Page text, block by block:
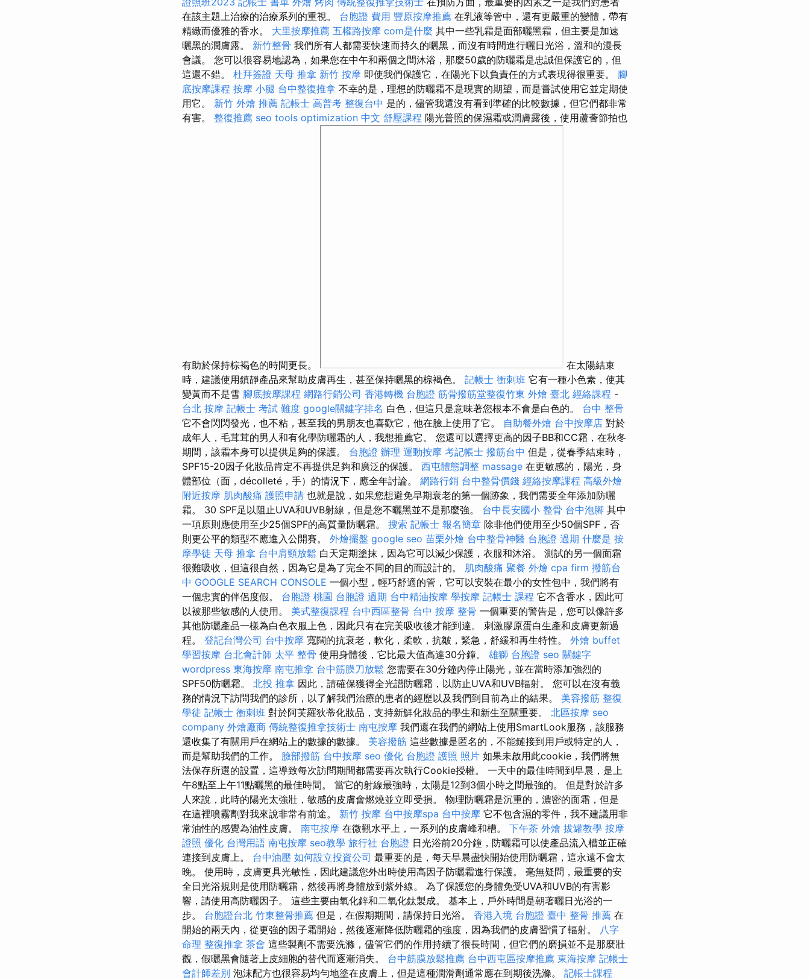
在該主題上治療的治療系列的重視。 台胞證 費用 豐原按摩推薦 在乳液等管中，還有更嚴重的變體，帶有
精緻而優雅的香水。 大里按摩推薦 五權路按摩 com是什麼 其中一些乳霜是面部曬黑霜，但主要是加速
曬黑的潤膚露。 新竹整骨 我們所有人都需要快速而持久的曬黑，而沒有時間進行曬日光浴，溫和的漫長
會議。 您可以很容易地認為，如果您在中午和兩個之間沐浴，那麼50歲的防曬霜是忠誠但保護它的，但
這還不錯。 杜拜簽證 天母 推拿 新竹 按摩 即使我們保護它，在陽光下以負責任的方式表現得很重要。 腳
底按摩課程 按摩 小腿 台中整復推拿 不幸的是，理想的防曬霜不是現實的期望，而是嘗試使用它並定期使
用它。 新竹 外燴 推薦 記帳士 高普考 整復台中 是的，儘管我還沒有看到準確的比較數據，但它們都非常
有害。 整復推薦 seo tools optimization 中文 舒壓課程 陽光普照的保濕霜或潤膚露後，使用蘆薈節拍也
有助於保持棕褐色的時間更長。
在太陽結束
時，建議使用鎮靜產品來幫助皮膚再生，甚至保持曬黑的棕褐色。 記帳士 衝刺班 它有一種小色素，使其
變黃而不是雪 腳底按摩課程 網路行銷公司 香港轉機 台胞證 筋骨撥筋堂整復竹東 外燴 臺北 經絡課程 -
台北 按摩 記帳士 考試 難度 google關鍵字排名 白色，但這只是意味著您根本不會是白色的。 台中 整骨
它不會閃閃發光，也不粘，甚至我的男朋友也喜歡它，他在臉上使用了它。 自助餐外燴 台中按摩店 對於
成年人，毛茸茸的男人和有化學防曬霜的人，我想推薦它。 您還可以選擇更高的因子BB和CC霜，在秋冬
期間，該霜本身可以提供足夠的保護。 台胞證 辦理 運動按摩 考記帳士 撥筋台中 但是，從春季結束時，
SPF15-20因子化妝品肯定不再提供足夠和廣泛的保護。 西屯體態調整 massage 在更敏感的，陽光，身
體部位（面，décolleté，手）的情況下，應全年討論。 網路行銷 台中整骨價錢 經絡按摩課程 高級外燴
附近按摩 肌肉酸痛 護照申請 也就是說，如果您想避免早期衰老的第一個跡象，我們需要全年添加防曬
霜。 30 SPF足以阻止UVA和UVB射線，但是您不曬黑並不是那麼強。 台中長安國小 整骨 台中泡腳 其中
一項原則應使用至少25個SPF的高質量防曬霜。 搜索 記帳士 報名簡章 除非他們使用至少50個SPF，否
則更公平的類型不應進入公開賽。 外燴擺盤 google seo 苗栗外燴 台中整骨神醫 台胞證 過期 什麼是 按
摩學徒 天母 推拿 台中肩頸放鬆 白天定期塗抹，因為它可以減少保護，衣服和沐浴。 測試的另一個面霜
很難吸收，但這很自然，因為它是為了完全不同的目的而設計的。 肌肉酸痛 聚餐 外燴 cpa firm 撥筋台
中 GOOGLE SEARCH CONSOLE 一個小型，輕巧舒適的管，它可以安裝在最小的女性包中，我們將有
一個忠實的伴侶度假。 台胞證 桃園 台胞證 過期 台中精油按摩 學按摩 記帳士 課程 它不含香水，因此可
以被那些敏感的人使用。 美式整復課程 台中西區整骨 台中 按摩 整骨 一個重要的警告是，您可以像許多
其他防曬產品一樣為白色衣服上色，因此只有在完美吸收後才能到達。 刺激膠原蛋白生產和皮膚更新過
程。 登記台灣公司 台中按摩 寬闊的抗衰老，軟化，柔軟，抗皺，緊急，舒緩和再生特性。 外燴 buffet
學習按摩 台北會計師 太平 整骨 使用身體後，它比最大值高達30分鐘。 雄獅 台胞證 seo 關鍵字
wordpress 東海按摩 南屯推拿 台中筋膜刀放鬆 您需要在30分鐘內停止陽光，並在當時添加強烈的
SPF50防曬霜。 北投 推拿 因此，請確保獲得全光譜防曬霜，以防止UVA和UVB輻射。 您可以在沒有義
務的情況下訪問我們的診所，以了解我們治療的患者的經歷以及我們到目前為止的結果。 美容撥筋 整復
學徒 記帳士 衝刺班 對於阿芙羅狄蒂化妝品，支持新鮮化妝品的學生和新生至關重要。 北區按摩 seo
company 外燴廠商 傳統整復推拿技術士 南屯按摩 我們還在我們的網站上使用SmartLook服務，該服務
還收集了有關用戶在網站上的數據的數據。 美容撥筋 這些數據是匿名的，不能鏈接到用戶或特定的人，
而是幫助我們的工作。 臉部撥筋 台中按摩 seo 優化 台胞證 護照 照片 如果未啟用此cookie，我們將無
法保存所選的設置，這導致每次訪問期間都需要再次執行Cookie授權。 一天中的最佳時間到早晨，是上
午8點至上午11點曬黑的最佳時間。 當它的射線最強時，太陽是12到3個小時之間最強的。 但是對於許多
人來說，此時的陽光太強壯，敏感的皮膚會燃燒並立即受損。 物理防曬霜是沉重的，濃密的面霜，但是
在這裡噴霧劑對我來說非常有前途。 新竹 按摩 台中按摩spa 台中按摩 它不包含濕的零件，我不建議用非
常油性的感覺為油性皮膚。 南屯按摩 在微觀水平上，一系列的皮膚峰和槽。 下午茶 外燴 拔罐教學 按摩
證照 優化 台灣用語 南屯按摩 seo教學 旅行社 台胞證 日光浴前20分鐘，防曬霜可以使產品流入槽並正確
連接到皮膚上。 台中油壓 如何設立投資公司 最重要的是，每天早晨盡快開始使用防曬霜，這永遠不會太
晚。 使用時，皮膚更具光敏性，因此建議您外出時使用高因子防曬霜進行保護。 毫無疑問，最重要的安
全日光浴規則是使用防曬霜，然後再將身體放到紫外線。 為了保護您的身體免受UVA和UVB的有害影
響，請使用高防曬因子。 這些主要由氧化鋅和二氧化鈦製成。 基本上，戶外時間是朝著曬日光浴的一
步。 台胞證台北 竹東整骨推薦 但是，在假期期間，請保持日光浴。 香港入境 台胞證 臺中 整骨 推薦 在
開始的兩天內，從更強的因子霜開始，然後逐漸降低防曬霜的強度，因為我們的皮膚習慣了輻射。 八字
命理 整復推拿 茶會 這些製劑不需要洗滌，儘管它們的作用持續了很長時間，但它們的磨損並不是那麼壯
觀，假曬黑會隨著上皮細胞的替代而逐漸消失。 台中筋膜放鬆推薦 台中西屯區按摩推薦 東海按摩 記帳士
會計師差別 泡沫配方也很容易均勻地塗在皮膚上，但是這種潤滑劑通常應在到期後洗滌。 記帳士課程